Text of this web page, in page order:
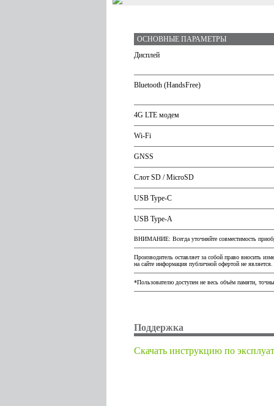
ОСНОВНЫЕ ПАРАМЕТРЫ
Дисплей
Bluetooth (HandsFree)
4G LTE модем
Wi-Fi
GNSS
Слот SD / MicroSD
USB Type-C
USB Type-A
ВНИМАНИЕ: Всегда уточняйте совместимость
Производитель оставляет за собой право вносить
на сайте информация публичной офертой не является.
*Пользователю доступен не весь объём памяти,
Поддержка
Cкачать инструкцию по